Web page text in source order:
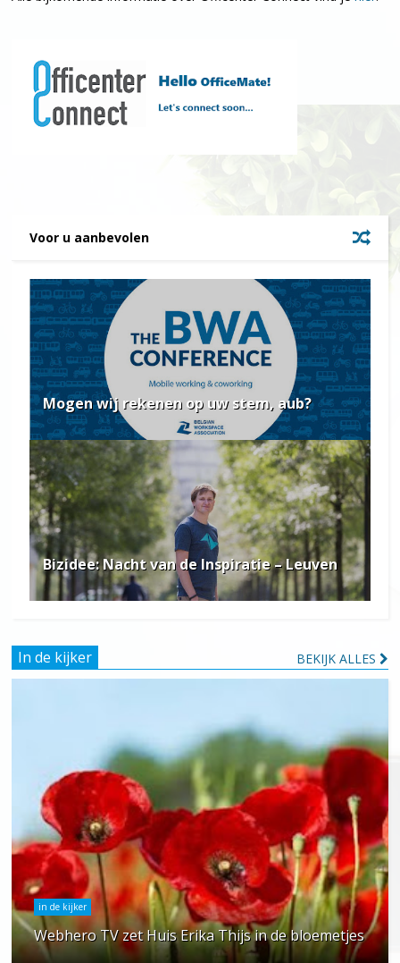
Voor u aanbevolen
Mogen wij rekenen op uw stem, aub?
Bizidee: Nacht van de Inspiratie – Leuven
In de kijker BEKIJK ALLES
in de kijker
Webhero TV zet Huis Erika Thijs in de bloemetjes